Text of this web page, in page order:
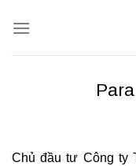
qua
Chủ đầu tư Công ty